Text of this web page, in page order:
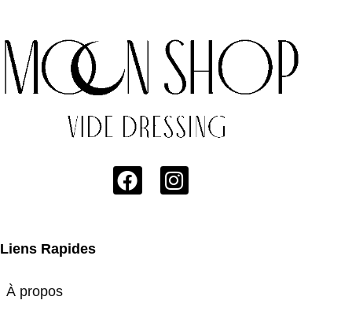
Liens Rapides
À propos